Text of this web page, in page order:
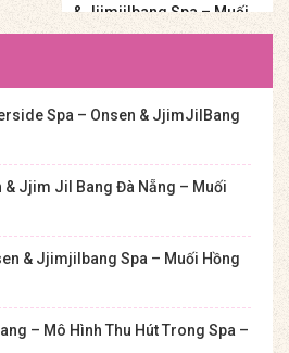
& Jjimjilbang Spa – Muối
Hồng Group
Spa – Onsen & JjimJilBang
& Jjim Jil Bang Đà Nẵng – Muối
& Jjimjilbang Spa – Muối Hồng
– Mô Hình Thu Hút Trong Spa –